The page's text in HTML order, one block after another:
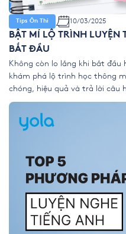
Tips Ôn Thi 10/03/2025
BẬT MÍ LỘ TRÌNH LUYỆN
BẮT ĐẦU
Không còn lo lắng khi bắt đầu
khám phá lộ trình học thông
chóng, hiệu quả và trả lời câu
Giới thiệu chung về IELTS –